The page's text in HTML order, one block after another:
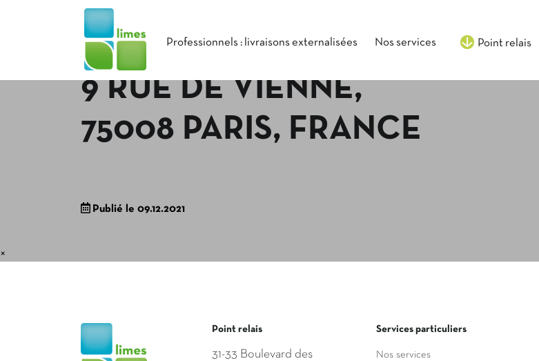
Professionnels : livraisons externalisées Nos services Point relais
9 RUE DE VIENNE,
75008 PARIS, FRANCE
Publié le 09.12.2021
×
Point relais
31-33 Boulevard des
Services particuliers
Nos services